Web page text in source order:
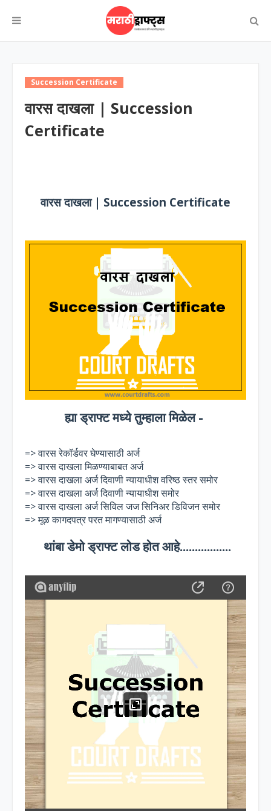
Succession Certificate
वारस दाखला | Succession
Certificate
वारस दाखला | Succession Certificate
ह्या ड्राफ्ट मध्ये तुम्हाला मिळेल -
=> वारस रेकॉर्डवर घेण्यासाठी अर्ज
=> वारस दाखला मिळण्याबाबत अर्ज
=> वारस दाखला अर्ज दिवाणी न्यायाधीश वरिष्ठ स्तर समोर
=> वारस दाखला अर्ज दिवाणी न्यायाधीश समोर
=> वारस दाखला अर्ज सिविल जज सिनिअर डिविजन समोर
=> मूळ कागदपत्र परत मागण्यासाठी अर्ज
थांबा डेमो ड्राफ्ट लोड होत आहे.................